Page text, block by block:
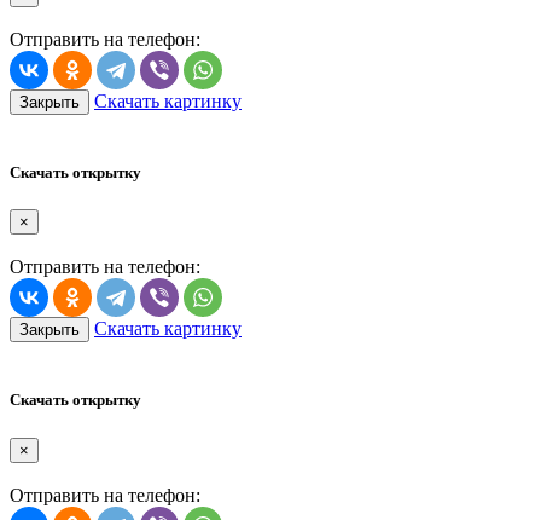
Отправить на телефон:
Закрыть Скачать картинку
Скачать открытку
×
Отправить на телефон:
Закрыть Скачать картинку
Скачать открытку
×
Отправить на телефон: